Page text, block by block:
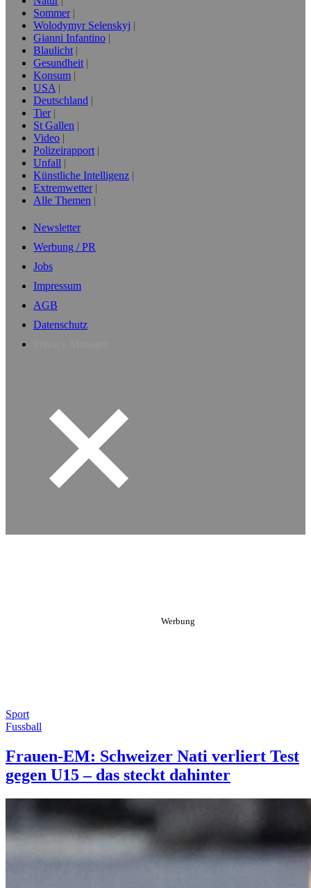
Sommer
Wolodymyr Selenskyj
Gianni Infantino
Blaulicht
Gesundheit
Konsum
USA
Deutschland
Tier
St Gallen
Video
Polizeirapport
Unfall
Künstliche Intelligenz
Extremwetter
Alle Themen
Newsletter
Werbung / PR
Jobs
Impressum
AGB
Datenschutz
Sport
Fussball
Frauen-EM: Schweizer Nati verliert Test
gegen U15 – das steckt dahinter